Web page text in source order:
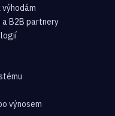
B2B partnery
výnosem